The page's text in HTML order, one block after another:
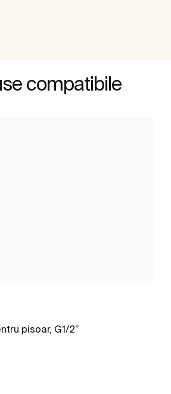
compatibile
pisoar, G1/2”